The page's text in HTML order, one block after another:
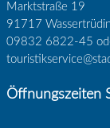
Marktstraße 19
91717
09832 6822-45
Öffnungszeiten